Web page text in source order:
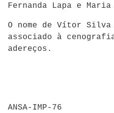
Fernanda Lapa e
O nome de Vítor
associado à
adereços.
ANSA-IMP-76